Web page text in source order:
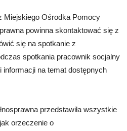
Miejskiego Ośrodka Pomocy
powinna skontaktować się z
się na spotkanie z
spotkania pracownik socjalny
na temat dostępnych
przedstawiła wszystkie
orzeczenie o